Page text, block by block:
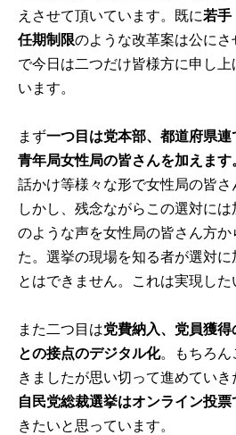
えさせて頂いています。既に若手
任期制限のような改革案は公に
で今日は二つだけ皆様方に申し
います。
まず一つ目は党本部、都道府県
青年局女性局の皆さんを加えます
話かけ等様々な形で女性局の皆さ
しかし、残念ながらこの選対に
のような声を女性局の皆さん方か
た。選挙の現場を知る者が選対に
とはできません。これは実現した
また二つ目は党費納入、党員獲
との接点のデジタル化。もちろん
きましたが思い切って進めていき
自民党総裁選挙はオンライン投票
きたいと思っています。